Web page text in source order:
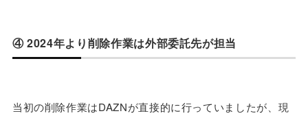
④ 2024年より削除作業は外部委託先が担当
当初の削除作業はDAZNが直接的に行っていましたが、現